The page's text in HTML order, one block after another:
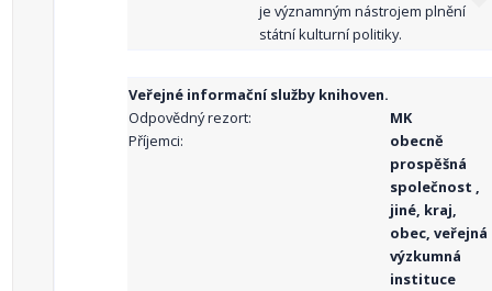
je významným nástrojem plnění
státní kulturní politiky.
Veřejné informační služby knihoven.
Odpovědný rezort:
MK
Příjemci:
obecně
prospěšná
společnost ,
jiné, kraj,
obec, veřejná
výzkumná
instituce